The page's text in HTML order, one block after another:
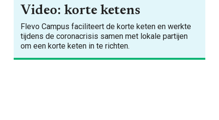
Video: korte ketens
Flevo Campus faciliteert de korte keten en werkte
tijdens de coronacrisis samen met lokale partijen
om een korte keten in te richten.